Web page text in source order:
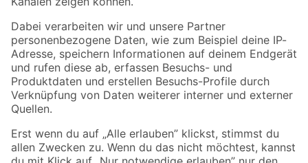
Folge uns
Zahlungsarten Versandarten
Sicher einkaufen